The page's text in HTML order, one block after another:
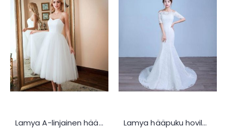
Lamya A-linjainen hääpuku L850 Lamya hääpuku hovilaahuksella L133